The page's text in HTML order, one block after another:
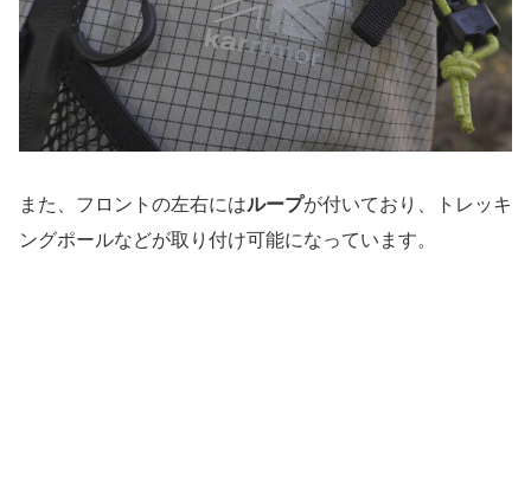
また、フロントの左右にはループが付いており、トレッキ
ングポールなどが取り付け可能になっています。